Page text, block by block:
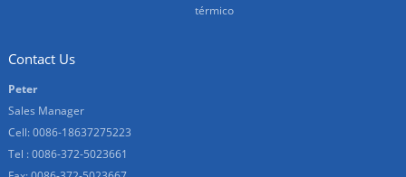
térmico
Contact Us
Peter
Sales Manager
Cell: 0086-18637275223
Tel : 0086-372-5023661